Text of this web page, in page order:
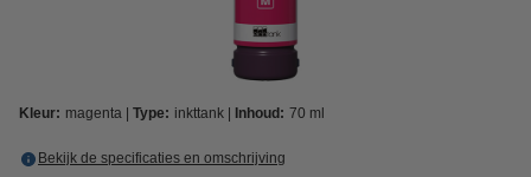
Kleur: magenta Type: inkttank Inhoud: 70 ml
Bekijk de specificaties en omschrijving